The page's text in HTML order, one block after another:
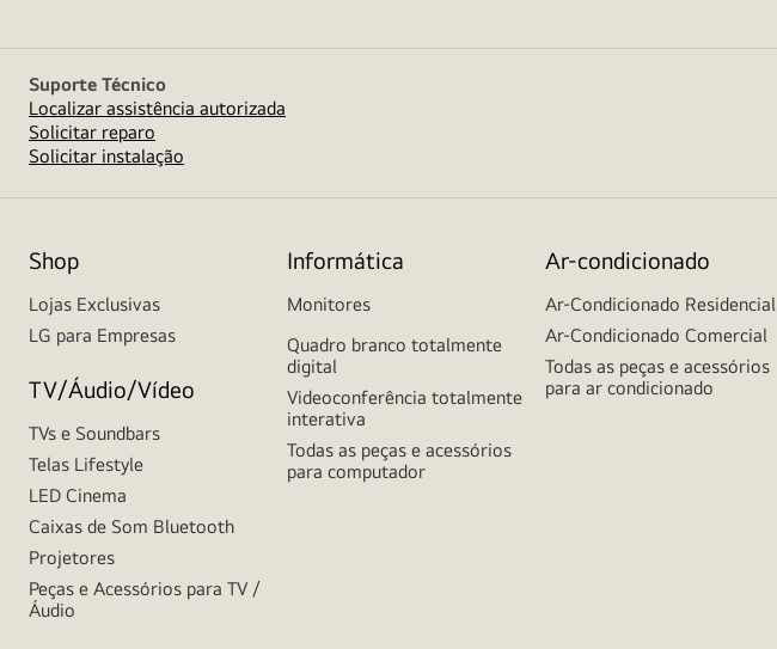
Suporte Técnico
Localizar assistência autorizada
Solicitar reparo
Solicitar instalação
Shop
Lojas Exclusivas
LG para Empresas
TV/Áudio/Vídeo
TVs e Soundbars
Telas Lifestyle
LED Cinema
Caixas de Som Bluetooth
Projetores
Peças e Acessórios para TV /
Áudio
Informática
Monitores
Quadro branco totalmente
digital
Videoconferência totalmente
interativa
Todas as peças e acessórios
para computador
Ar-condicionado
Ar-Condicionado Residencial
Ar-Condicionado Comercial
Todas as peças e acessórios
para ar condicionado